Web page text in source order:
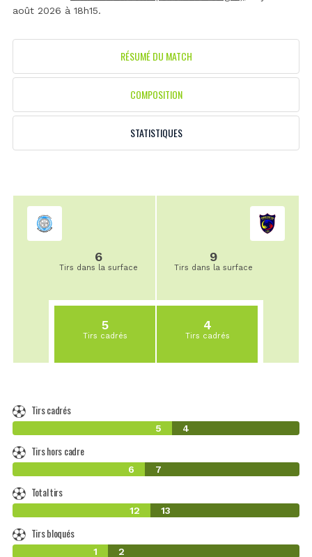
août 2026 à 18h15.
RÉSUMÉ DU MATCH
COMPOSITION
STATISTIQUES
6
Tirs dans la surface
5
Tirs cadrés
9
Tirs dans la surface
4
Tirs cadrés
Tirs cadrés
5 4
Tirs hors cadre
6 7
Total tirs
12 13
Tirs bloqués
1 2